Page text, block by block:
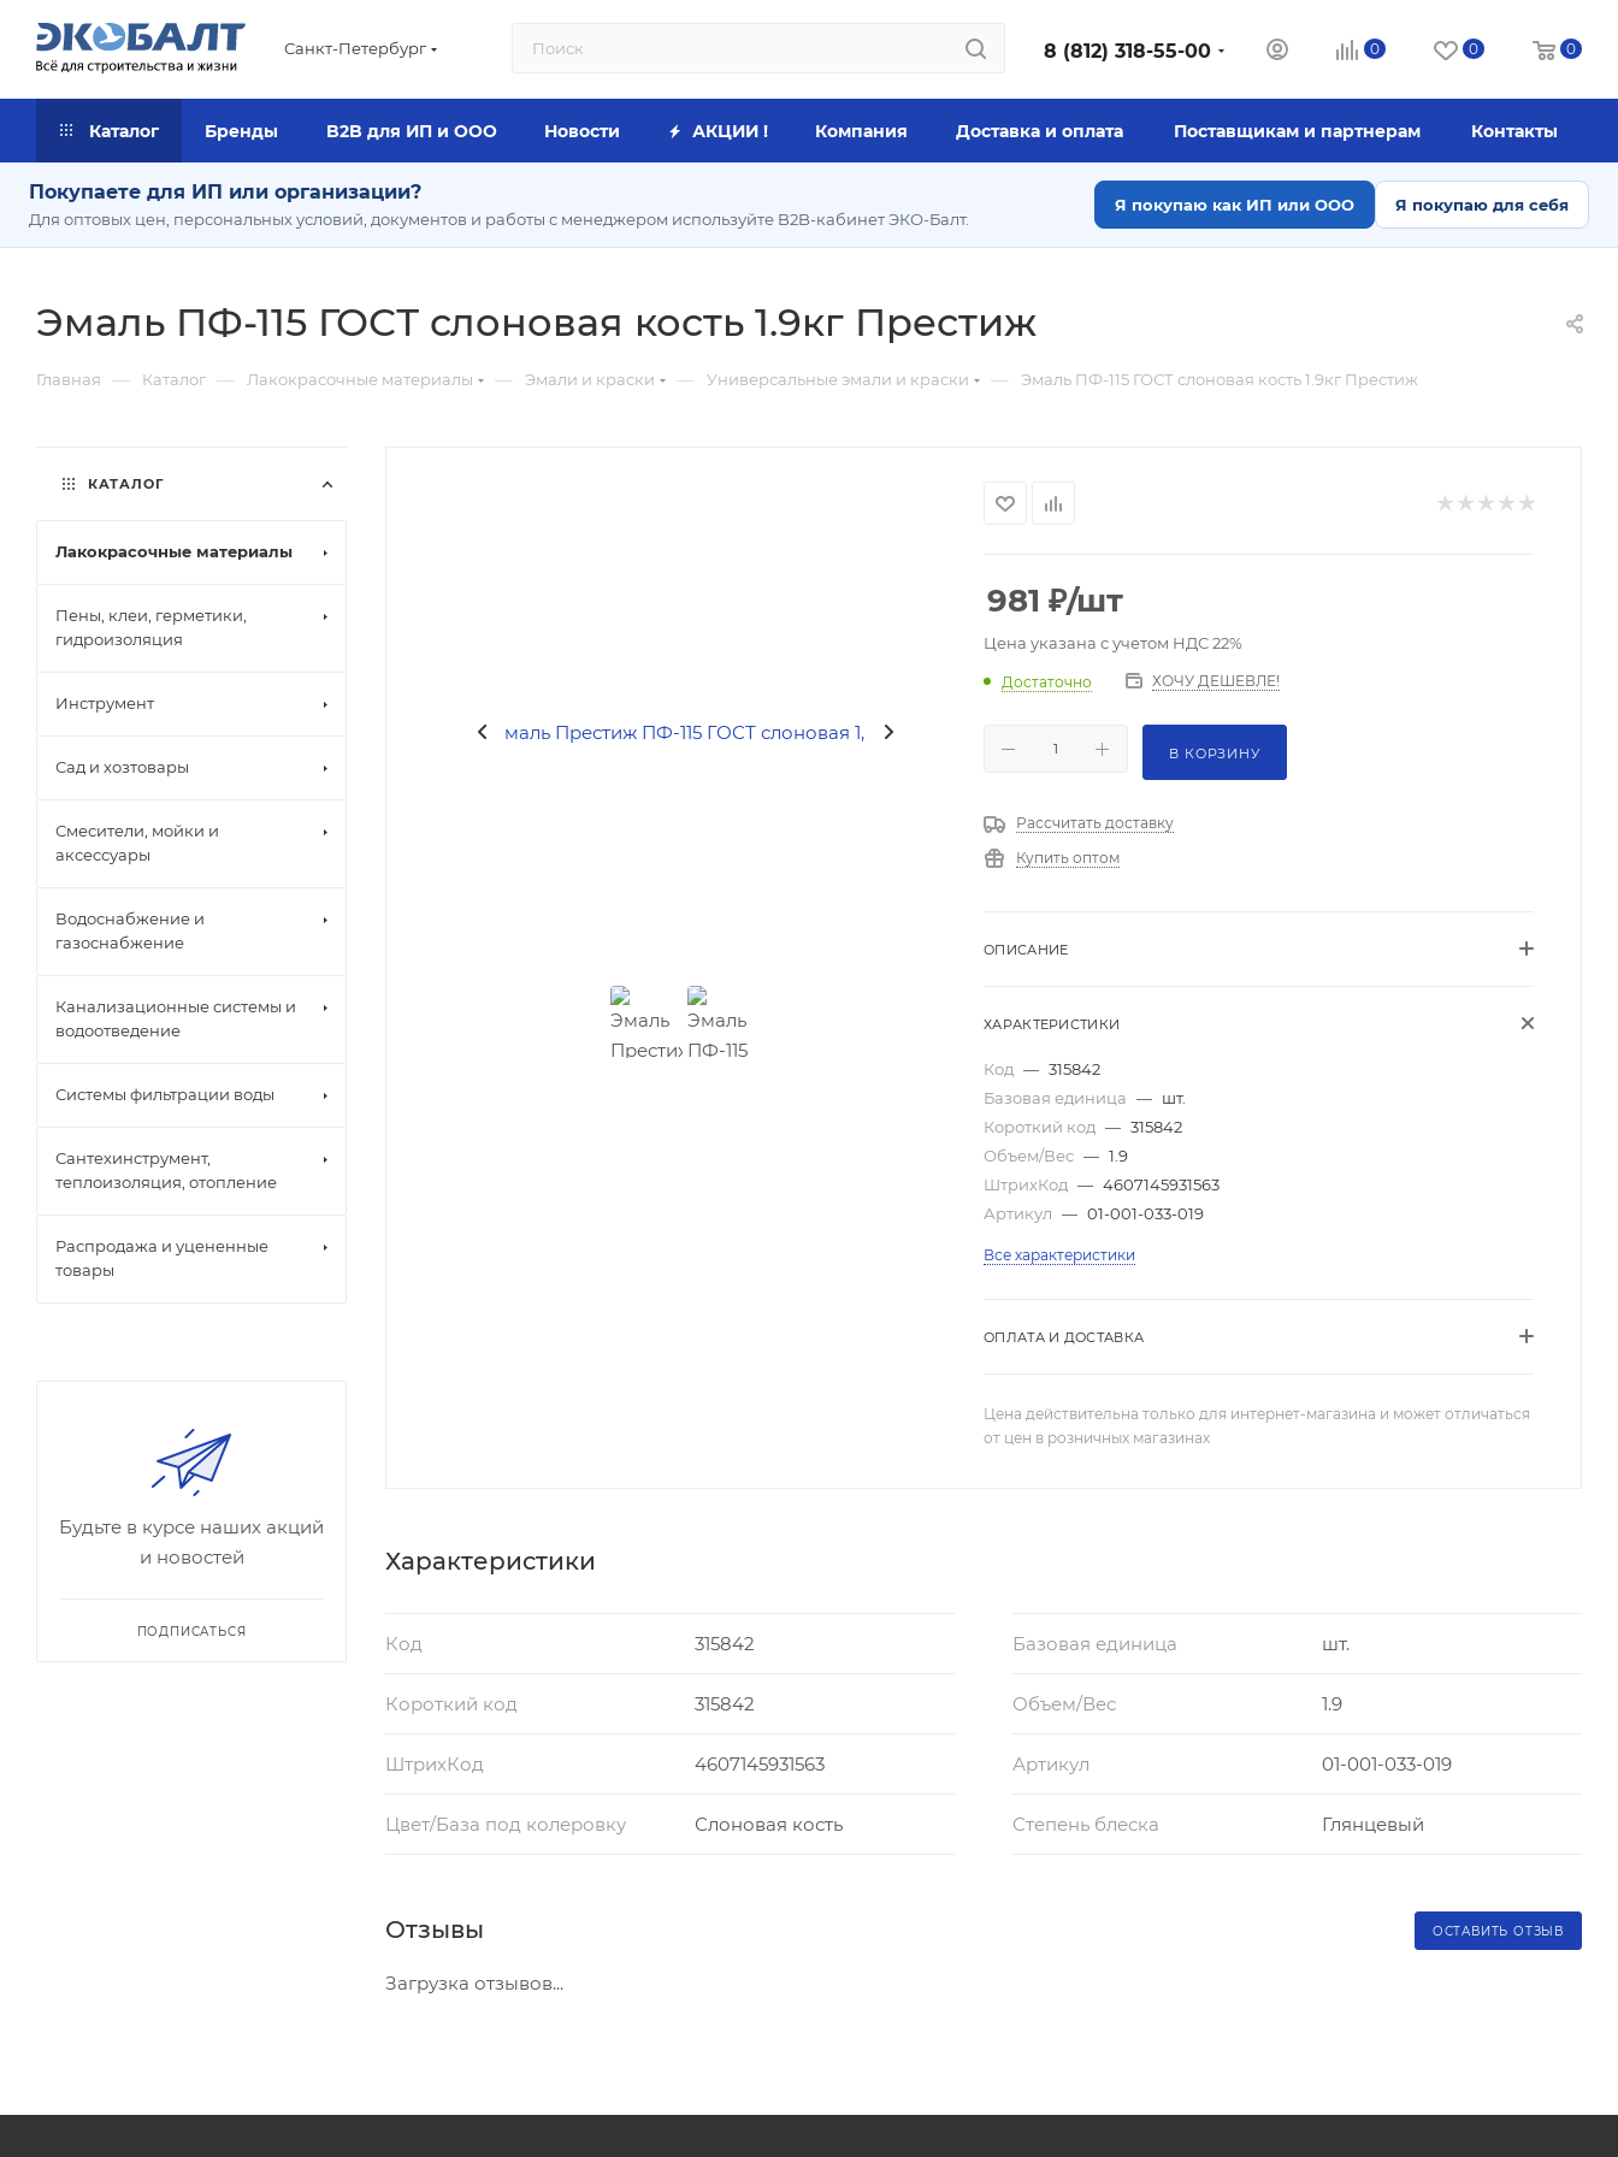
Санкт-Петербург 8 (812) 318-55-00 0 0 0
Каталог Бренды B2B для ИП и ООО Новости АКЦИИ ! Компания Доставка и оплата Поставщикам и партнерам Контакты
Покупаете для ИП или организации?
Для оптовых цен, персональных условий, документов и работы с менеджером используйте B2B-кабинет ЭКО-Балт.
Я покупаю как ИП или ООО Я покупаю для себя
Эмаль ПФ-115 ГОСТ слоновая кость 1.9кг Престиж
Главная — Каталог — Лакокрасочные материалы — Эмали и краски — Универсальные эмали и краски — Эмаль ПФ-115 ГОСТ слоновая кость 1.9кг Престиж
981 ₽/шт
Цена указана с учетом НДС 22%
Достаточно ХОЧУ ДЕШЕВЛЕ!
В КОРЗИНУ
Рассчитать доставку
Купить оптом
ОПИСАНИЕ
ХАРАКТЕРИСТИКИ
Код — 315842
Базовая единица — шт.
Короткий код — 315842
Объем/Вес — 1.9
ШтрихКод — 4607145931563
Артикул — 01-001-033-019
Все характеристики
ОПЛАТА И ДОСТАВКА
Цена действительна только для интернет-магазина и может отличаться
от цен в розничных магазинах
Характеристики
Код 315842 Базовая единица шт.
Короткий код 315842 Объем/Вес 1.9
ШтрихКод 4607145931563 Артикул 01-001-033-019
Цвет/База под колеровку Слоновая кость Степень блеска Глянцевый
Отзывы ОСТАВИТЬ ОТЗЫВ
Загрузка отзывов...
КАТАЛОГ
Лакокрасочные материалы
Пены, клеи, герметики,
гидроизоляция
Инструмент
Сад и хозтовары
Смесители, мойки и
аксессуары
Водоснабжение и
газоснабжение
Канализационные системы и
водоотведение
Системы фильтрации воды
Сантехинструмент,
теплоизоляция, отопление
Распродажа и уцененные
товары
Будьте в курсе наших акций
и новостей
ПОДПИСАТЬСЯ